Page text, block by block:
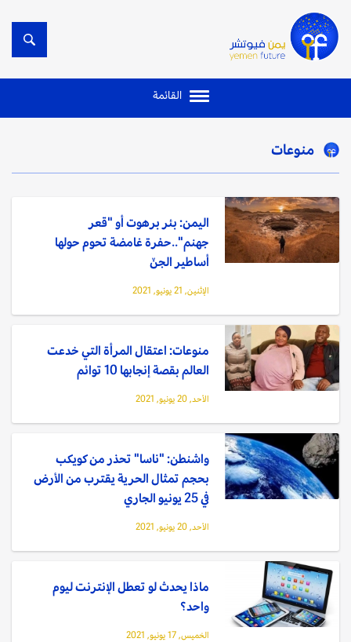
القائمة
منوعات
اليمن: بئر برهوت أو "قعر
جهنم"..حفرة غامضة تحوم حولها
أساطير الجنّ
الإثنين, 21 يونيو, 2021
منوعات: اعتقال المرأة التي خدعت
العالم بقصة إنجابها 10 توائم
الأحد, 20 يونيو, 2021
واشنطن: "ناسا" تحذر من كويكب
بحجم تمثال الحرية يقترب من الأرض
في 25 يونيو الجاري
الأحد, 20 يونيو, 2021
ماذا يحدث لو تعطل الإنترنت ليوم
واحد؟
الخميس, 17 يونيو, 2021